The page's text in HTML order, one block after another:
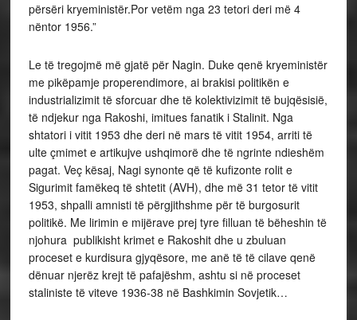
përsëri kryeministër.Por vetëm nga 23 tetori deri më 4
nëntor 1956.”
Le të tregojmë më gjatë për Nagin. Duke qenë kryeministër
me pikëpamje properendimore, ai brakisi politikën e
industrializimit të sforcuar dhe të kolektivizimit të bujqësisië,
të ndjekur nga Rakoshi, imitues fanatik i Stalinit. Nga
shtatori i vitit 1953 dhe deri në mars të vitit 1954, arriti të
ulte çmimet e artikujve ushqimorë dhe të ngrinte ndieshëm
pagat. Veç kësaj, Nagi synonte që të kufizonte rolit e
Sigurimit famëkeq të shtetit (AVH), dhe më 31 tetor të vitit
1953, shpalli amnisti të përgjithshme për të burgosurit
politikë. Me lirimin e mijërave prej tyre filluan të bëheshin të
njohura publikisht krimet e Rakoshit dhe u zbuluan
proceset e kurdisura gjyqësore, me anë të të cilave qenë
dënuar njerëz krejt të pafajëshm, ashtu si në proceset
staliniste të viteve 1936-38 në Bashkimin Sovjetik…